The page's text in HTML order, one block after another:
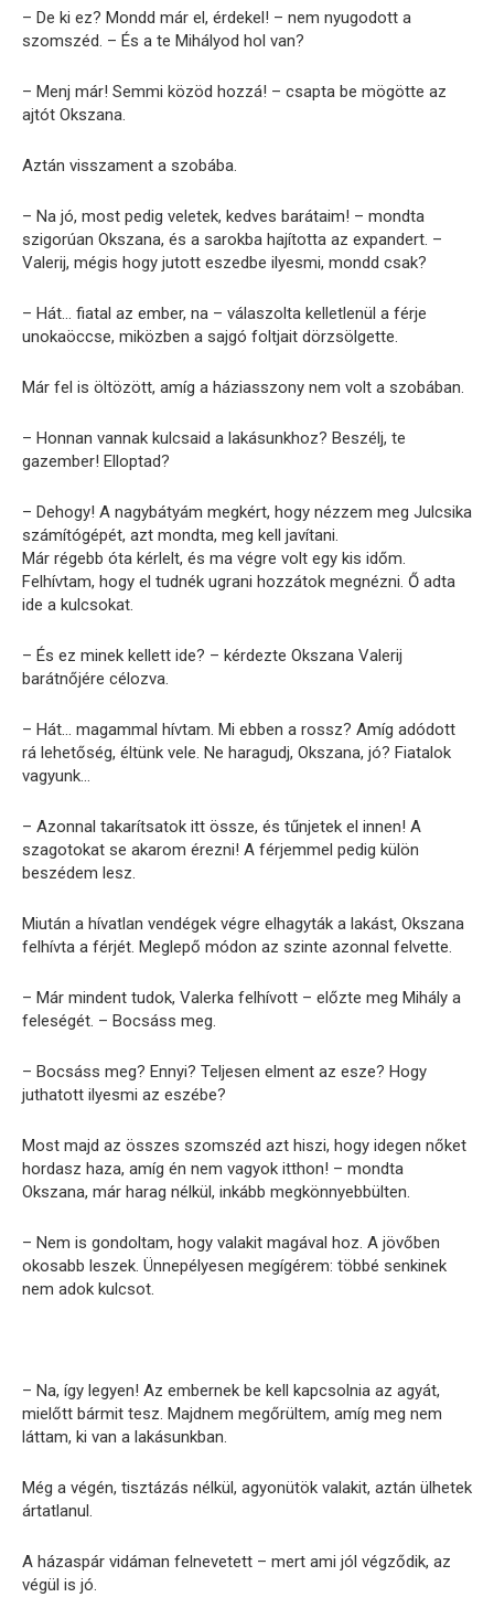
– De ki ez? Mondd már el, érdekel! – nem nyugodott a
szomszéd. – És a te Mihályod hol van?
– Menj már! Semmi közöd hozzá! – csapta be mögötte az
ajtót Okszana.
Aztán visszament a szobába.
– Na jó, most pedig veletek, kedves barátaim! – mondta
szigorúan Okszana, és a sarokba hajította az expandert. –
Valerij, mégis hogy jutott eszedbe ilyesmi, mondd csak?
– Hát… fiatal az ember, na – válaszolta kelletlenül a férje
unokaöccse, miközben a sajgó foltjait dörzsölgette.
Már fel is öltözött, amíg a háziasszony nem volt a szobában.
– Honnan vannak kulcsaid a lakásunkhoz? Beszélj, te
gazember! Elloptad?
– Dehogy! A nagybátyám megkért, hogy nézzem meg Julcsika
számítógépét, azt mondta, meg kell javítani.
Már régebb óta kérlelt, és ma végre volt egy kis időm.
Felhívtam, hogy el tudnék ugrani hozzátok megnézni. Ő adta
ide a kulcsokat.
– És ez minek kellett ide? – kérdezte Okszana Valerij
barátnőjére célozva.
– Hát… magammal hívtam. Mi ebben a rossz? Amíg adódott
rá lehetőség, éltünk vele. Ne haragudj, Okszana, jó? Fiatalok
vagyunk…
– Azonnal takarítsatok itt össze, és tűnjetek el innen! A
szagotokat se akarom érezni! A férjemmel pedig külön
beszédem lesz.
Miután a hívatlan vendégek végre elhagyták a lakást, Okszana
felhívta a férjét. Meglepő módon az szinte azonnal felvette.
– Már mindent tudok, Valerka felhívott – előzte meg Mihály a
feleségét. – Bocsáss meg.
– Bocsáss meg? Ennyi? Teljesen elment az esze? Hogy
juthatott ilyesmi az eszébe?
Most majd az összes szomszéd azt hiszi, hogy idegen nőket
hordasz haza, amíg én nem vagyok itthon! – mondta
Okszana, már harag nélkül, inkább megkönnyebbülten.
– Nem is gondoltam, hogy valakit magával hoz. A jövőben
okosabb leszek. Ünnepélyesen megígérem: többé senkinek
nem adok kulcsot.
– Na, így legyen! Az embernek be kell kapcsolnia az agyát,
mielőtt bármit tesz. Majdnem megőrültem, amíg meg nem
láttam, ki van a lakásunkban.
Még a végén, tisztázás nélkül, agyonütök valakit, aztán ülhetek
ártatlanul.
A házaspár vidáman felnevetett – mert ami jól végződik, az
végül is jó.